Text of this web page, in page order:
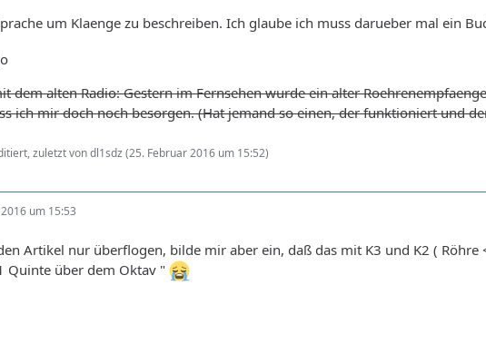
um Klaenge zu beschreiben. Ich glaube ich muss darueber mal ein
dem alten Radio: Gestern im Fernsehen wurde ein alter
ich mir doch noch besorgen. (Hat jemand so einen, der funktioniert und
zuletzt von dl1sdz (25. Februar 2016 um 15:52)
um 15:53
Artikel nur überflogen, bilde mir aber ein, daß das mit K3 und K2 (
Quinte über dem Oktav "